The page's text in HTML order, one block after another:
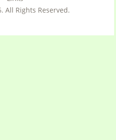
All Rights Reserved.